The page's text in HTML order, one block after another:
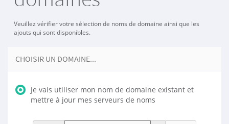
Veuillez vérifier votre sélection de noms de domaine ainsi que les
ajouts qui sont disponibles.
CHOISIR UN DOMAINE...
Je vais utiliser mon nom de domaine existant et
mettre à jour mes serveurs de noms